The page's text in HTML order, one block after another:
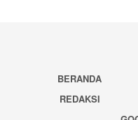
BERANDA
REDAKSI